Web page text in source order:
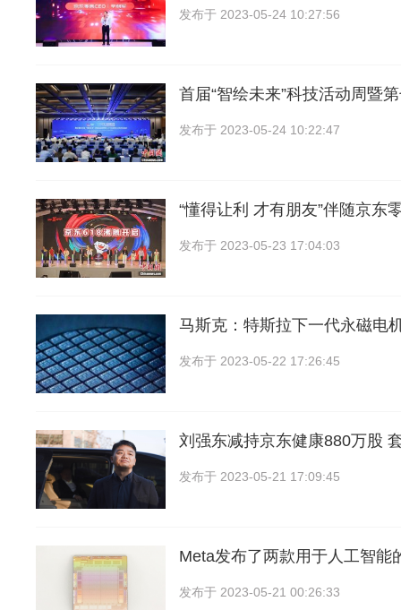
发布于 2023-05-24 10:27:56
首届“智绘未来”科技活动周暨
发布于 2023-05-24 10:22:47
“懂得让利 才有朋友”伴随京东
发布于 2023-05-23 17:04:03
马斯克：特斯拉下一代永磁电
发布于 2023-05-22 17:26:45
刘强东减持京东健康880万股
发布于 2023-05-21 17:09:45
Meta发布了两款用于人工智能
发布于 2023-05-21 00:26:33